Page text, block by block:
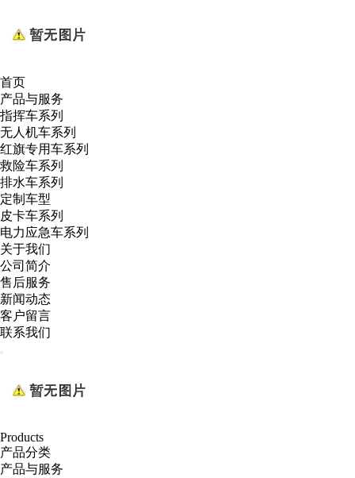
首页
产品与服务
指挥车系列
无人机车系列
红旗专用车系列
救险车系列
排水车系列
定制车型
皮卡车系列
电力应急车系列
关于我们
公司简介
售后服务
新闻动态
客户留言
联系我们
Products
产品分类
产品与服务